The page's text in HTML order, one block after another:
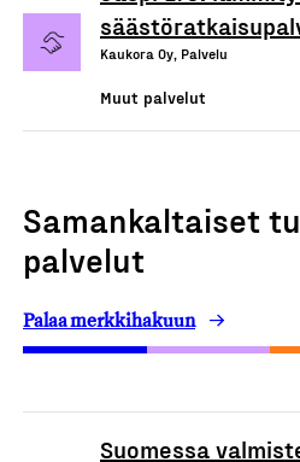
Kaukora Oy, Palvelu
Muut palvelut
Samankaltaiset
palvelut
Palaa merkkihakuun
Suomessa